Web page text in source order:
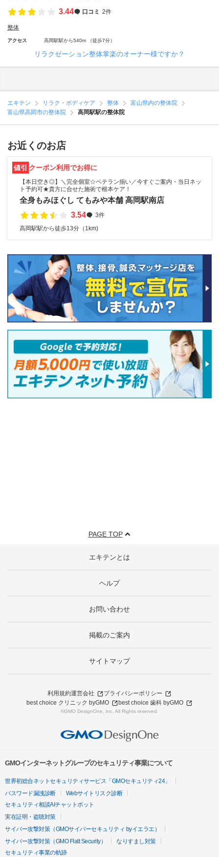
3.44
口コミ 2件
整体
アクセス 高岡駅駅から540m （徒歩7分）
リラクゼーション整体掌楽のオーナー様ですか？
エキテン リラク・ボディケア 整体
富山県内の整体院
富山県高岡市の整体院
高岡駅駅の整体院
お近くのお店
値引 クーポン利用でお得に
【本日空き◎】＼完全個室☆ベテラン揃い／今すぐご案内・当日ネッ
ト予約可★貴方に合せた施術で根本ケア！
全身もみほぐし てもみや本舗 高岡駅南店
3.54
3件
高岡駅駅から徒歩13分（1km)
PAGE TOP
エキテンとは
ヘルプ
お問い合わせ
掲載のご案内
サイトマップ
利用規約運営会社
プライバシーポリシー
best choice クリニック byGMO
best choice 歯科 byGMO
©GMO DesignOne, Inc. All Rights reserved.
GMOインターネットグループのセキュリティ事業について
世界初総合ネットセキュリティサービス「GMOセキュリティ24」
パスワード漏洩診断
Webサイトリスク診断
セキュリティ相談AIチャットボット
実在証明・盗聴対策
サイバー攻撃対策（GMOサイバーセキュリティ byイエラエ）
サイバー攻撃対策（GMO Flatt Security）
なりすまし対策
セキュリティ事業の軌跡